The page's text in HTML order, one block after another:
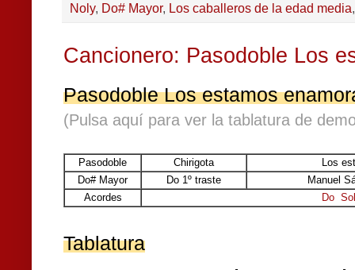
Noly, Do# Mayor, Los caballeros de la edad media
Cancionero: Pasodoble Los
Pasodoble Los estamos
(Pulsa aquí para ver la tablatura de
Pasodoble Chirigota
Los
Do# Mayor
Do 1º traste
Manuel
Acordes
Do
Tablatura